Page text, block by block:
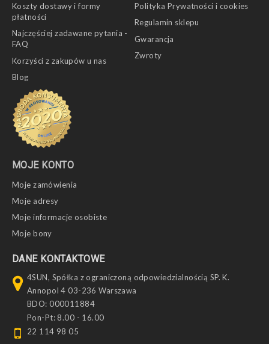
Koszty dostawy i formy
płatności
Najczęściej zadawane pytania -
FAQ
Korzyści z zakupów u nas
Blog
Polityka Prywatności i cookies
Regulamin sklepu
Gwarancja
Zwroty
MOJE KONTO
Moje zamówienia
Moje adresy
Moje informacje osobiste
Moje bony
DANE KONTAKTOWE
4SUN, Spółka z ograniczoną odpowiedzialnością SP. K.
Annopol 4 03-236 Warszawa
BDO: 000011884
Pon-Pt: 8.00 - 16.00
22 114 98 05